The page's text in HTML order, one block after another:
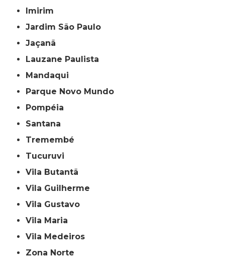
Imirim
Jardim São Paulo
Jaçanã
Lauzane Paulista
Mandaqui
Parque Novo Mundo
Pompéia
Santana
Tremembé
Tucuruvi
Vila Butantã
Vila Guilherme
Vila Gustavo
Vila Maria
Vila Medeiros
Zona Norte